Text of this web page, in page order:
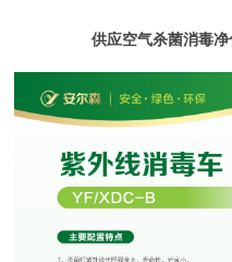
供应空气杀菌消毒